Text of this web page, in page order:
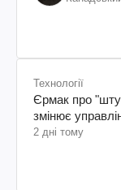
Технології
Єрмак про
змінює
2 дні тому